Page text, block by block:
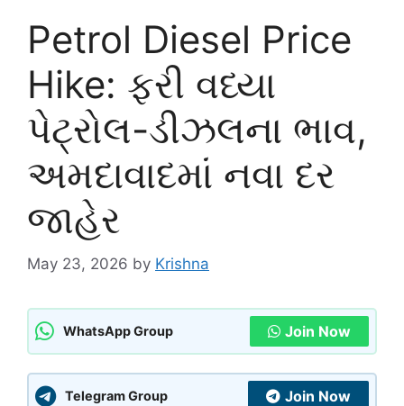
Petrol Diesel Price
Hike: ફરી વધ્યા
પેટ્રોલ-ડીઝલના ભાવ,
અમદાવાદમાં નવા દર
જાહેર
May 23, 2026 by Krishna
WhatsApp Group Join Now
Telegram Group Join Now